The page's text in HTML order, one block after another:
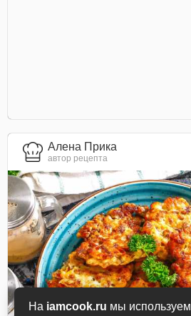
На iamcook.ru мы используем
Алена Прика
автор рецепта